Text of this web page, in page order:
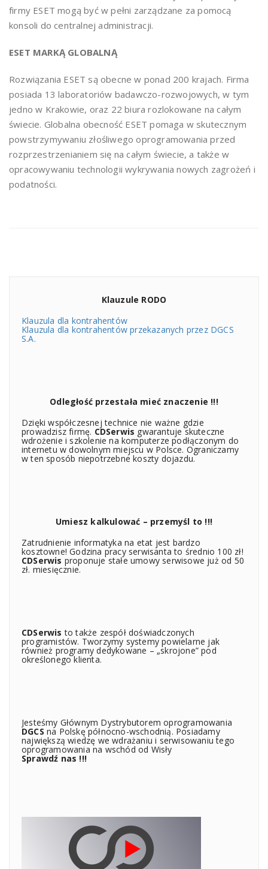
firmy ESET mogą być w pełni zarządzane za pomocą
konsoli do centralnej administracji.
ESET MARKĄ GLOBALNĄ
Rozwiązania ESET są obecne w ponad 200 krajach. Firma
posiada 13 laboratoriów badawczo-rozwojowych, w tym
jedno w Krakowie, oraz 22 biura rozlokowane na całym
świecie. Globalna obecność ESET pomaga w skutecznym
powstrzymywaniu złośliwego oprogramowania przed
rozprzestrzenianiem się na całym świecie, a także w
opracowywaniu technologii wykrywania nowych zagrożeń i
podatności.
Klauzule RODO
Klauzula dla kontrahentów
Klauzula dla kontrahentów przekazanych przez DGCS
S.A.
Odległość przestała mieć znaczenie !!!
Dzięki współczesnej technice nie ważne gdzie
prowadzisz firmę. CDSerwis gwarantuje skuteczne
wdrożenie i szkolenie na komputerze podłączonym do
internetu w dowolnym miejscu w Polsce. Ograniczamy
w ten sposób niepotrzebne koszty dojazdu.
Umiesz kalkulować – przemyśl to !!!
Zatrudnienie informatyka na etat jest bardzo
kosztowne! Godzina pracy serwisanta to średnio 100 zł!
CDSerwis proponuje stałe umowy serwisowe już od 50
zł. miesięcznie.
CDSerwis to także zespół doświadczonych
programistów. Tworzymy systemy powielarne jak
również programy dedykowane – „skrojone” pod
określonego klienta.
Jesteśmy Głównym Dystrybutorem oprogramowania
DGCS na Polskę północno-wschodnią. Posiadamy
największą wiedzę we wdrażaniu i serwisowaniu tego
oprogramowania na wschód od Wisły
Sprawdź nas !!!